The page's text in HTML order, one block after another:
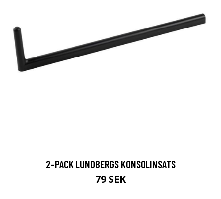
2-PACK LUNDBERGS KONSOLINSATS
79 SEK